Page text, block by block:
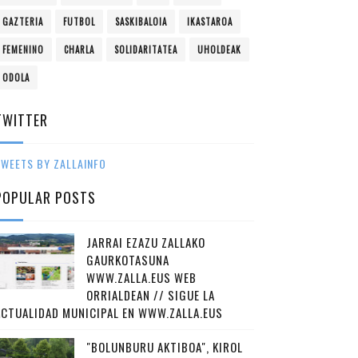
GAZTERIA FUTBOL SASKIBALOIA IKASTAROA
FEMENINO CHARLA SOLIDARITATEA UHOLDEAK
ODOLA
BY ZALLAINFO
POSTS
JARRAI EZAZU ZALLAKO
GAURKOTASUNA
WWW.ZALLA.EUS WEB
ORRIALDEAN // SIGUE LA
MUNICIPAL EN WWW.ZALLA.EUS
"BOLUNBURU AKTIBOA", KIROL